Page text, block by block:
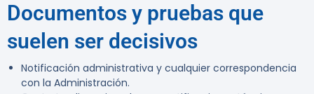
Documentos y pruebas que
suelen ser decisivos
Notificación administrativa y cualquier correspondencia
con la Administración.